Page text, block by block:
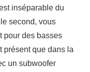
inséparable du
second, vous
pour des basses
présent que dans la
un subwoofer